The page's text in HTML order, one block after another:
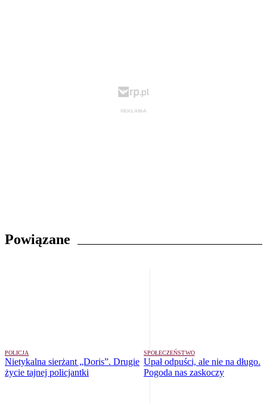
Powiązane
POLICJA
Nietykalna sierżant „Doris”. Drugie
życie tajnej policjantki
SPOŁECZEŃSTWO
Upał odpuści, ale nie na długo.
Pogoda nas zaskoczy